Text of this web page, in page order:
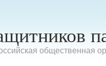
общественная